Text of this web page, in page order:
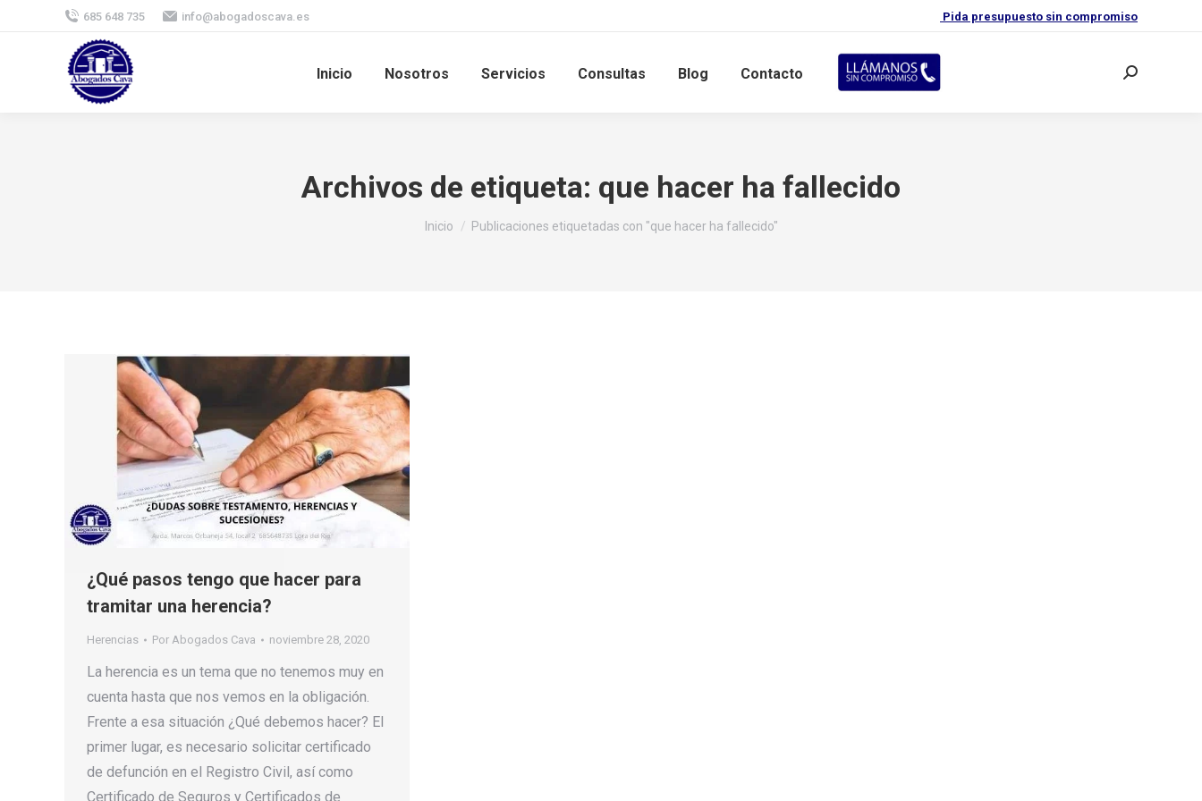
685 648 735 info@abogadoscava.es Pida presupuesto sin compromiso
Inicio Nosotros Servicios Consultas Blog Contacto Buscar:
Archivos de etiqueta: que hacer ha fallecido
Estás aquí:
Inicio Publicaciones etiquetadas con "que hacer ha fallecido"
¿Qué pasos tengo que hacer para
tramitar una herencia?
Herencias Por Abogados Cava noviembre 28, 2020
La herencia es un tema que no tenemos muy en
cuenta hasta que nos vemos en la obligación.
Frente a esa situación ¿Qué debemos hacer? El
primer lugar, es necesario solicitar certificado
de defunción en el Registro Civil, así como
Certificado de Seguros y Certificados de